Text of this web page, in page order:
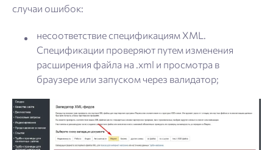
случаи ошибок:
несоответствие спецификациям XML.
Спецификации проверяют путем изменения
расширения файла на .xml и просмотра в
браузере или запуском через валидатор;